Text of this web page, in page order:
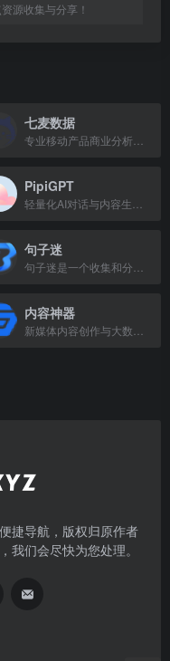
源收集与分享！
七麦数据
PipiGPT
句子迷
内容神器
捷导航，版权归原作者
我们会尽快为您处理。